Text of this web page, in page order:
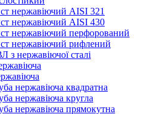
нержавіючий AISI 321
нержавіючий AISI 430
нержавіючий перфорований
нержавіючий рифлений
з нержавіючої сталі
нержавіюча квадратна
нержавіюча кругла
нержавіюча прямокутна